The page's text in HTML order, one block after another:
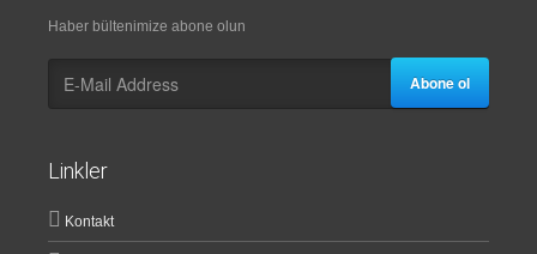
Haber bültenimize abone olun
Abone ol
Linkler
Kontakt